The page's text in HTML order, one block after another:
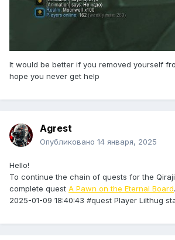
It would be better if you removed yourself
hope you never get help
Agrest
Опубликовано 14 января, 2025
Hello!
To continue the chain of quests for the
complete quest A Pawn on the Eternal Board.
2025-01-09 18:40:43 #quest Player Lilthug